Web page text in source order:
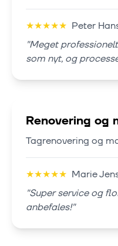
★★★★★ Peter
"Meget
som nyt, og
Renovering og
Tagrenovering og
★★★★★ Marie
"Super service og
anbefales!"